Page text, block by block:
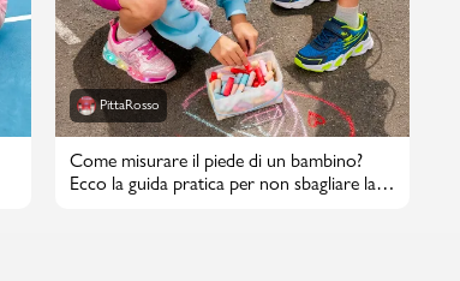
PittaRosso
Come misurare il piede di un bambino?
Ecco la guida pratica per non sbagliare la